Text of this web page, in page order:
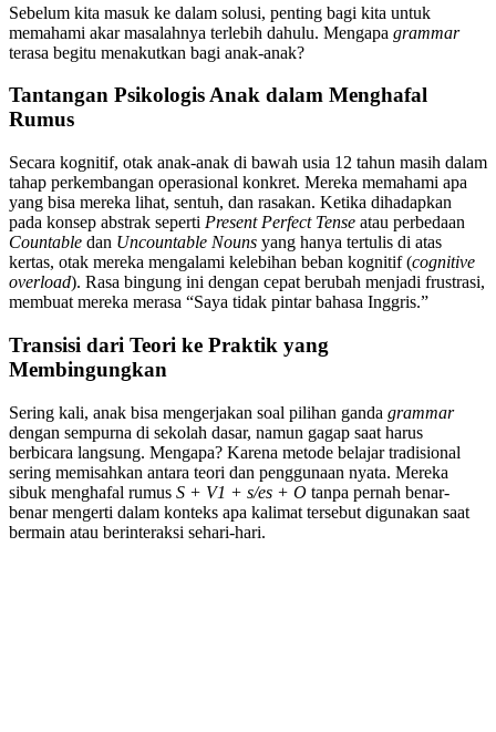
Sebelum kita masuk ke dalam solusi, penting bagi kita untuk
memahami akar masalahnya terlebih dahulu. Mengapa grammar
terasa begitu menakutkan bagi anak-anak?
Tantangan Psikologis Anak dalam Menghafal
Rumus
Secara kognitif, otak anak-anak di bawah usia 12 tahun masih dalam
tahap perkembangan operasional konkret. Mereka memahami apa
yang bisa mereka lihat, sentuh, dan rasakan. Ketika dihadapkan
pada konsep abstrak seperti Present Perfect Tense atau perbedaan
Countable dan Uncountable Nouns yang hanya tertulis di atas
kertas, otak mereka mengalami kelebihan beban kognitif (cognitive
overload). Rasa bingung ini dengan cepat berubah menjadi frustrasi,
membuat mereka merasa “Saya tidak pintar bahasa Inggris.”
Transisi dari Teori ke Praktik yang
Membingungkan
Sering kali, anak bisa mengerjakan soal pilihan ganda grammar
dengan sempurna di sekolah dasar, namun gagap saat harus
berbicara langsung. Mengapa? Karena metode belajar tradisional
sering memisahkan antara teori dan penggunaan nyata. Mereka
sibuk menghafal rumus S + V1 + s/es + O tanpa pernah benar-
benar mengerti dalam konteks apa kalimat tersebut digunakan saat
bermain atau berinteraksi sehari-hari.